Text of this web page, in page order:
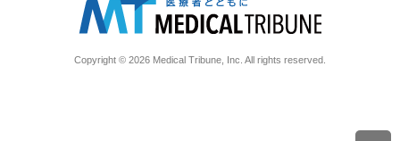
Copyright © 2026 Medical Tribune, Inc. All rights reserved.